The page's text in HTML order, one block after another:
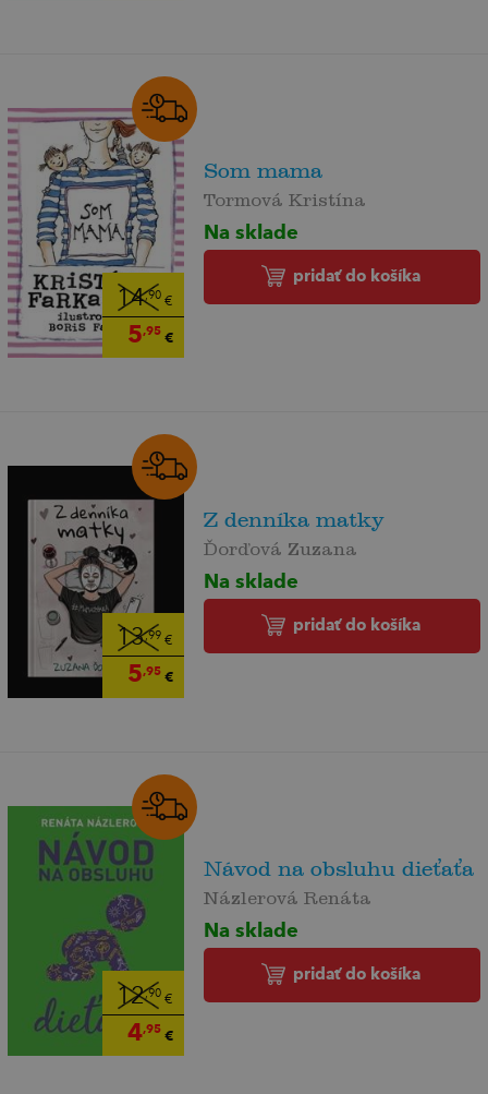
14,90€
5,95€
Som mama
Tormová Kristína
Na sklade
pridať do košíka
13,99 €
5,95€
Z denníka matky
Ďorďová Zuzana
Na sklade
pridať do košíka
12,90€
4,95€
Návod na obsluhu dieťaťa
Názlerová Renáta
Na sklade
pridať do košíka